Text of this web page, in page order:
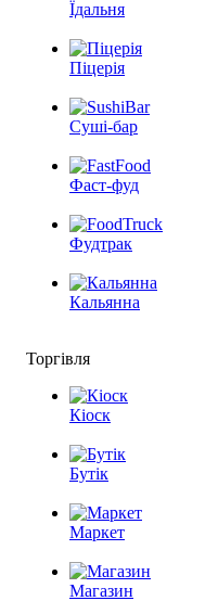
Їдальня
Піцерія
Суші-бар
Фаст-фуд
Фудтрак
Кальянна
Торгівля
Кіоск
Бутік
Маркет
Магазин